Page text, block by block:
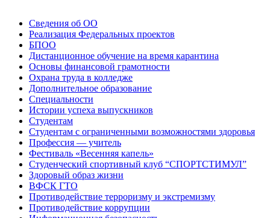
Сведения об ОО
Реализация Федеральных проектов
БПОО
Дистанционное обучение на время карантина
Основы финансовой грамотности
Охрана труда в колледже
Дополнительное образование
Специальности
Истории успеха выпускников
Студентам
Студентам с ограниченными возможностями здоровья
Профессия — учитель
Фестиваль «Весенняя капель»
Студенческий спортивный клуб “СПОРТСТИМУЛ”
Здоровый образ жизни
ВФСК ГТО
Противодействие терроризму и экстремизму
Противодействие коррупции